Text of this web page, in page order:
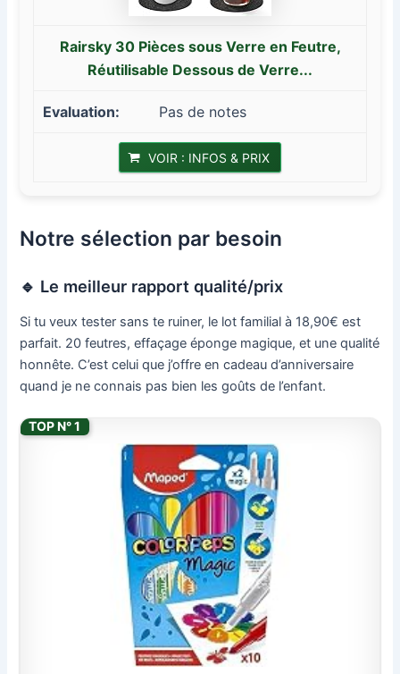
Rairsky 30 Pièces sous Verre en Feutre,
Réutilisable Dessous de Verre...
Pas de notes
VOIR : INFOS & PRIX
Notre sélection par besoin
🔹 Le meilleur rapport qualité/prix
Si tu veux tester sans te ruiner, le lot familial à 18,90€ est
parfait. 20 feutres, effaçage éponge magique, et une qualité
honnête. C’est celui que j’offre en cadeau d’anniversaire
quand je ne connais pas bien les goûts de l’enfant.
TOP N° 1